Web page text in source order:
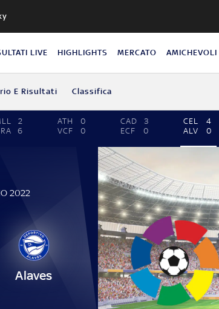
LIVE HIGHLIGHTS MERCATO AMICHEVOLI
E Risultati Classifica
2
6
ATH
0
VCF
0
CAD
3
ECF
0
CEL
4
ALV
0
2022
Alaves